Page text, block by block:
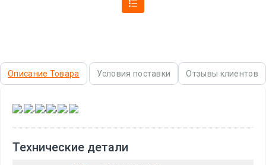
Описание Товара Условия поставки Отзывы клиентов
, , , , ,
Технические детали